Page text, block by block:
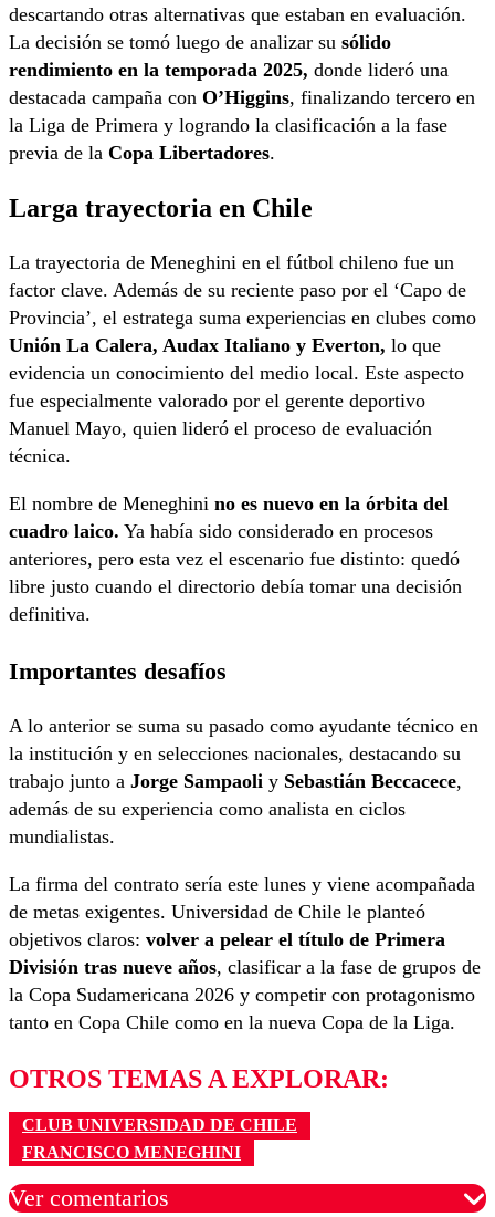
descartando otras alternativas que estaban en evaluación.
La decisión se tomó luego de analizar su sólido
rendimiento en la temporada 2025, donde lideró una
destacada campaña con O’Higgins, finalizando tercero en
la Liga de Primera y logrando la clasificación a la fase
previa de la Copa Libertadores.
Larga trayectoria en Chile
La trayectoria de Meneghini en el fútbol chileno fue un
factor clave. Además de su reciente paso por el ‘Capo de
Provincia’, el estratega suma experiencias en clubes como
Unión La Calera, Audax Italiano y Everton, lo que
evidencia un conocimiento del medio local. Este aspecto
fue especialmente valorado por el gerente deportivo
Manuel Mayo, quien lideró el proceso de evaluación
técnica.
El nombre de Meneghini no es nuevo en la órbita del
cuadro laico. Ya había sido considerado en procesos
anteriores, pero esta vez el escenario fue distinto: quedó
libre justo cuando el directorio debía tomar una decisión
definitiva.
Importantes desafíos
A lo anterior se suma su pasado como ayudante técnico en
la institución y en selecciones nacionales, destacando su
trabajo junto a Jorge Sampaoli y Sebastián Beccacece,
además de su experiencia como analista en ciclos
mundialistas.
La firma del contrato sería este lunes y viene acompañada
de metas exigentes. Universidad de Chile le planteó
objetivos claros: volver a pelear el título de Primera
División tras nueve años, clasificar a la fase de grupos de
la Copa Sudamericana 2026 y competir con protagonismo
tanto en Copa Chile como en la nueva Copa de la Liga.
OTROS TEMAS A EXPLORAR:
CLUB UNIVERSIDAD DE CHILE
FRANCISCO MENEGHINI
Ver comentarios